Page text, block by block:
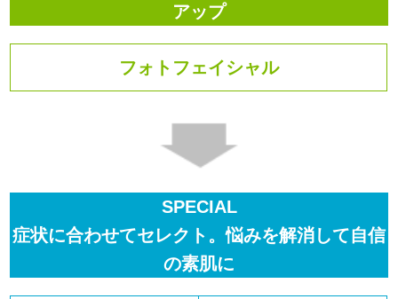
アップ
フォトフェイシャル
SPECIAL
症状に合わせてセレクト。悩みを解消して自信
の素肌に